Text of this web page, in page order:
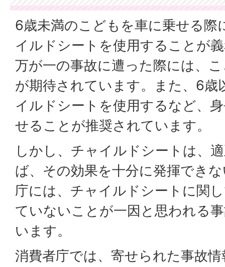
6歳未満のこどもを車に乗せる際
イルドシートを使用することが
万が一の事故に遭った際には、
が期待されています。また、6歳
イルドシートを使用するなど、
せることが推奨されています。
しかし、チャイルドシートは、
ば、その効果を十分に発揮でき
庁には、チャイルドシートに関
ていないことが一因と思われる
います。
消費者庁では、寄せられた事故